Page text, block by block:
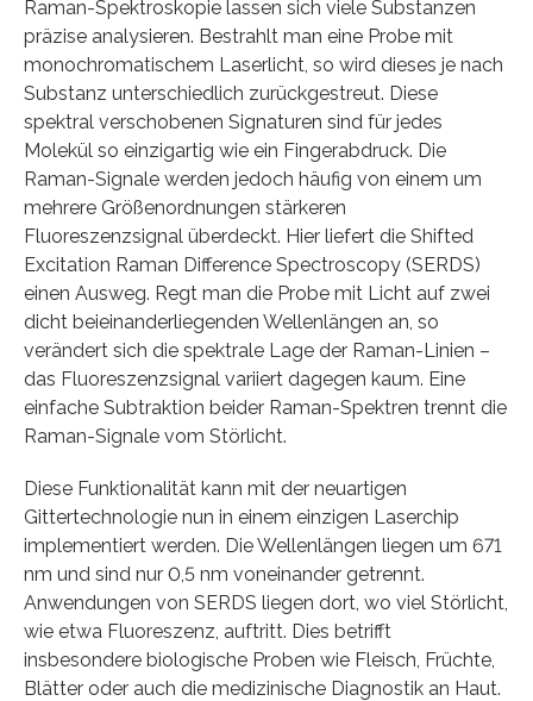
Raman-Spektroskopie lassen sich viele Substanzen
präzise analysieren. Bestrahlt man eine Probe mit
monochromatischem Laserlicht, so wird dieses je nach
Substanz unterschiedlich zurückgestreut. Diese
spektral verschobenen Signaturen sind für jedes
Molekül so einzigartig wie ein Fingerabdruck. Die
Raman-Signale werden jedoch häufig von einem um
mehrere Größenordnungen stärkeren
Fluoreszenzsignal überdeckt. Hier liefert die Shifted
Excitation Raman Difference Spectroscopy (SERDS)
einen Ausweg. Regt man die Probe mit Licht auf zwei
dicht beieinanderliegenden Wellenlängen an, so
verändert sich die spektrale Lage der Raman-Linien –
das Fluoreszenzsignal variiert dagegen kaum. Eine
einfache Subtraktion beider Raman-Spektren trennt die
Raman-Signale vom Störlicht.
Diese Funktionalität kann mit der neuartigen
Gittertechnologie nun in einem einzigen Laserchip
implementiert werden. Die Wellenlängen liegen um 671
nm und sind nur 0,5 nm voneinander getrennt.
Anwendungen von SERDS liegen dort, wo viel Störlicht,
wie etwa Fluoreszenz, auftritt. Dies betrifft
insbesondere biologische Proben wie Fleisch, Früchte,
Blätter oder auch die medizinische Diagnostik an Haut.